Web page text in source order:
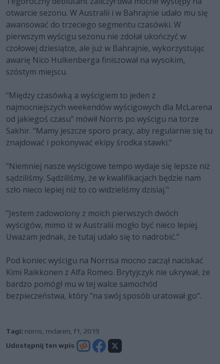
otwarcie sezonu. W Australii i w Bahrajnie udało mu się
awansować do trzeciego segmentu czasówki. W
pierwszym wyścigu sezonu nie zdołał ukończyć w
czołowej dziesiątce, ale już w Bahrajnie, wykorzystując
awarię Nico Hulkenberga finiszował na wysokim,
szóstym miejscu.
"Między czasówką a wyścigiem to jeden z
najmocniejszych weekendów wyścigowych dla McLarena
od jakiegoś czasu" mówił Norris po wyścigu na torze
Sakhir. "Mamy jeszcze sporo pracy, aby regularnie się tu
znajdować i pokonywać ekipy środka stawki."
"Niemniej nasze wyścigowe tempo wydaje się lepsze niż
sądziliśmy. Sądziliśmy, że w kwalifikacjach będzie nam
szło nieco lepiej niż to co widzieliśmy dzisiaj."
"Jestem zadowolony z moich pierwszych dwóch
wyścigów, mimo iż w Australii mogło być nieco lepiej.
Uważam jednak, że tutaj udało się to nadrobić."
Pod koniec wyścigu na Norrisa mocno zaczął naciskać
Kimi Raikkonen z Alfa Romeo. Brytyjczyk nie ukrywał, że
bardzo pomógł mu w tej walce samochód
bezpieczeństwa, który "na swój sposób uratował go".
Tagi: norris mclaren f1
2019
Udostępnij ten wpis